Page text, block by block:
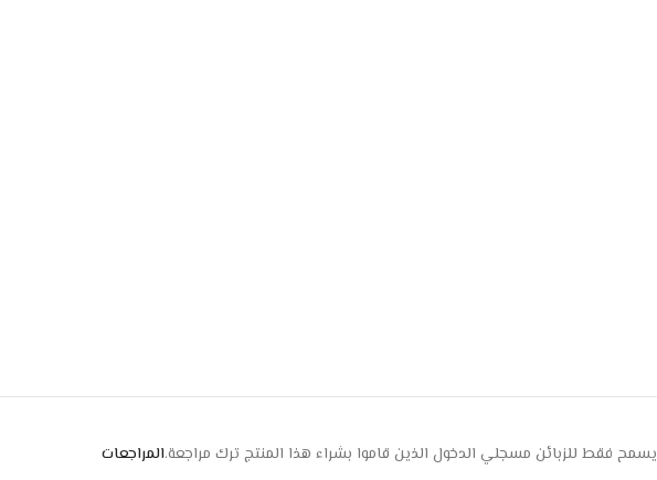
المراجعاتيسمح فقط للزبائن مسجلي الدخول الذين قاموا بشراء هذا المنتج ترك مراجعة.